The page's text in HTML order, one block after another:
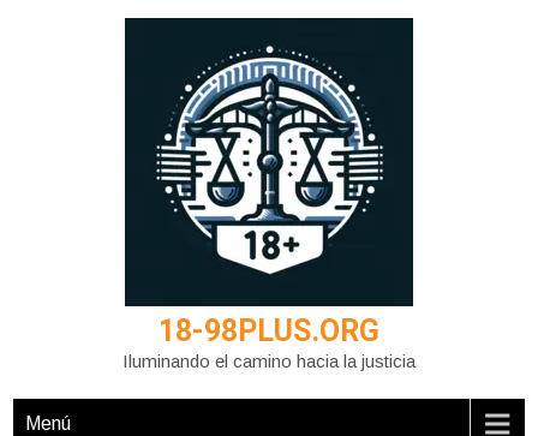
18-98PLUS.ORG
Iluminando el camino hacia la justicia
Menú